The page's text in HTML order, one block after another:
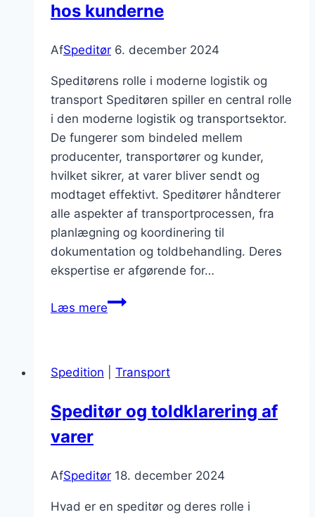
hos kunderne
AfSpeditør 6. december 2024
Speditørens rolle i moderne logistik og
transport Speditøren spiller en central rolle
i den moderne logistik og transportsektor.
De fungerer som bindeled mellem
producenter, transportører og kunder,
hvilket sikrer, at varer bliver sendt og
modtaget effektivt. Speditører håndterer
alle aspekter af transportprocessen, fra
planlægning og koordinering til
dokumentation og toldbehandling. Deres
ekspertise er afgørende for…
Læs mereSpeditør
kunderne
Spedition Transport
Speditør og toldklarering af
varer
AfSpeditør 18. december 2024
Hvad er en speditør og deres rolle i